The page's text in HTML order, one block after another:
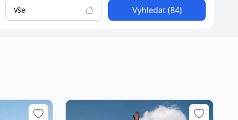
Vše Vyhledat (84)